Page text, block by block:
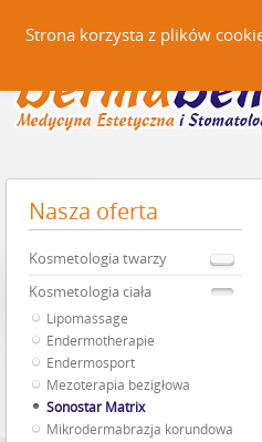
Nasza oferta
Kosmetologia twarzy
Kosmetologia ciała
Lipomassage
Endermotherapie
Endermosport
Mezoterapia bezigłowa
Sonostar Matrix
Mikrodermabrazja korundowa
Strona korzysta z plików